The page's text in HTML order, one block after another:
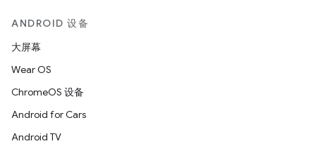
ANDROID 设备
大屏幕
Wear OS
ChromeOS 设备
Android for Cars
Android TV